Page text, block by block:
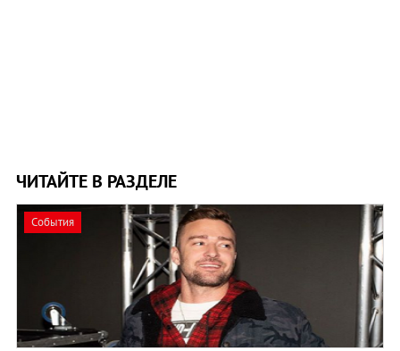
ЧИТАЙТЕ В РАЗДЕЛЕ
События